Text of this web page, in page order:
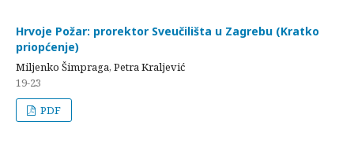
Hrvoje Požar: prorektor Sveučilišta u Zagrebu (Kratko
priopćenje)
Miljenko Šimpraga, Petra Kraljević
19-23
PDF